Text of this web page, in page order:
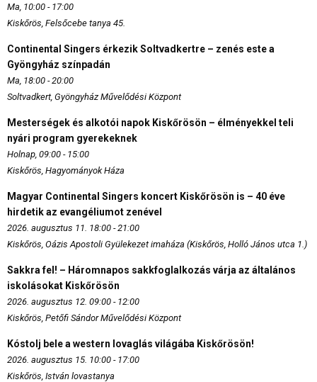
Ma, 10:00 - 17:00
Kiskőrös, Felsőcebe tanya 45.
Continental Singers érkezik Soltvadkertre – zenés este a
Gyöngyház színpadán
Ma, 18:00 - 20:00
Soltvadkert, Gyöngyház Művelődési Központ
Mesterségek és alkotói napok Kiskőrösön – élményekkel teli
nyári program gyerekeknek
Holnap, 09:00 - 15:00
Kiskőrös, Hagyományok Háza
Magyar Continental Singers koncert Kiskőrösön is – 40 éve
hirdetik az evangéliumot zenével
2026. augusztus 11. 18:00 - 21:00
Kiskőrös, Oázis Apostoli Gyülekezet imaháza (Kiskőrös, Holló János utca 1.)
Sakkra fel! – Háromnapos sakkfoglalkozás várja az általános
iskolásokat Kiskőrösön
2026. augusztus 12. 09:00 - 12:00
Kiskőrös, Petőfi Sándor Művelődési Központ
Kóstolj bele a western lovaglás világába Kiskőrösön!
2026. augusztus 15. 10:00 - 17:00
Kiskőrös, István lovastanya